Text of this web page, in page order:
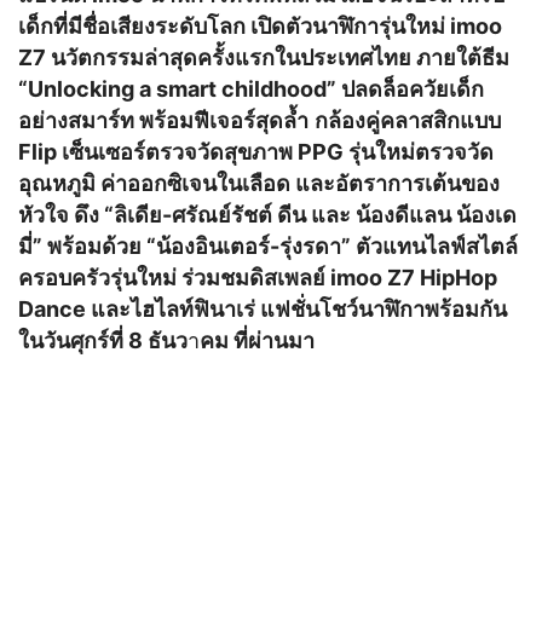
เด็กที่มีชื่อเสียงระดับโลก เปิดตัวนาฬิการุ่นใหม่ imoo
Z7 นวัตกรรมล่าสุดครั้งแรกในประเทศไทย ภายใต้ธีม
“Unlocking a smart childhood” ปลดล็อควัยเด็ก
อย่างสมาร์ท พร้อมฟีเจอร์สุดล้ำ กล้องคู่คลาสสิกแบบ
Flip เซ็นเซอร์ตรวจวัดสุขภาพ PPG รุ่นใหม่ตรวจวัด
อุณหภูมิ ค่าออกซิเจนในเลือด และอัตราการเต้นของ
หัวใจ ดึง “ลิเดีย-ศรัณย์รัชต์ ดีน และ น้องดีแลน น้องเด
มี่” พร้อมด้วย “น้องอินเตอร์-รุ่งรดา” ตัวแทนไลฟ์สไตล์
ครอบครัวรุ่นใหม่ ร่วมชมดิสเพลย์ imoo Z7 HipHop
Dance และไฮไลท์ฟินาเร่ แฟชั่นโชว์นาฬิกาพร้อมกัน
ในวันศุกร์ที่ 8 ธันวาคม ที่ผ่านมา